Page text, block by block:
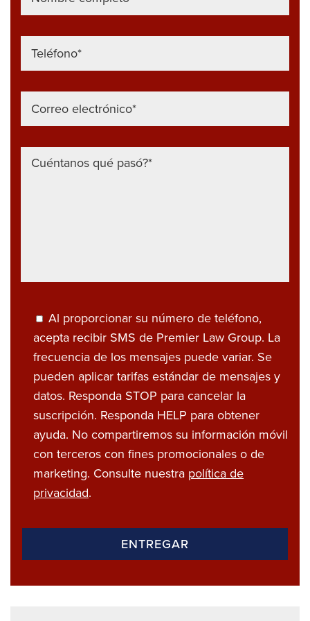
Al proporcionar su número de teléfono,
acepta recibir SMS de Premier Law Group. La
frecuencia de los mensajes puede variar. Se
pueden aplicar tarifas estándar de mensajes y
datos. Responda STOP para cancelar la
suscripción. Responda HELP para obtener
ayuda. No compartiremos su información móvil
con terceros con fines promocionales o de
marketing. Consulte nuestra política de
privacidad.